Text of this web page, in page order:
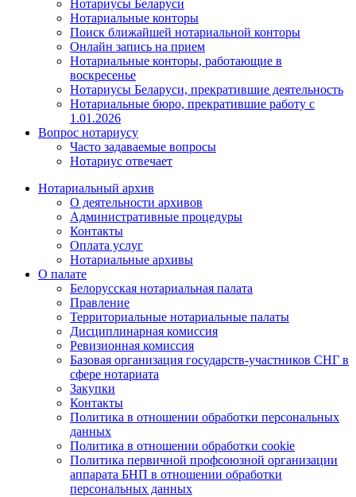
Нотариусы Беларуси
Нотариальные конторы
Поиск ближайшей нотариальной конторы
Онлайн запись на прием
Нотариальные конторы, работающие в
воскресенье
Нотариусы Беларуси, прекратившие деятельность
Нотариальные бюро, прекратившие работу с
1.01.2026
Вопрос нотариусу
Часто задаваемые вопросы
Нотариус отвечает
Нотариальный архив
О деятельности архивов
Административные процедуры
Контакты
Оплата услуг
Нотариальные архивы
О палате
Белорусская нотариальная палата
Правление
Территориальные нотариальные палаты
Дисциплинарная комиссия
Ревизионная комиссия
Базовая организация государств-участников СНГ в
сфере нотариата
Закупки
Контакты
Политика в отношении обработки персональных
данных
Политика в отношении обработки cookie
Политика первичной профсоюзной организации
аппарата БНП в отношении обработки
персональных данных